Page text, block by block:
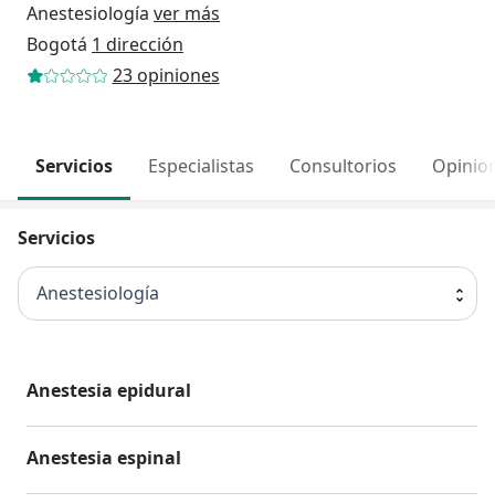
Anestesiología ver más
Bogotá 1 dirección
23 opiniones
Servicios Especialistas Consultorios
Servicios
Anestesiología
Anestesia epidural
Anestesia espinal